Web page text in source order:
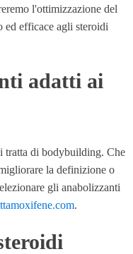
l'ottimizzazione del
ed efficace agli steroidi
adatti ai
tratta di bodybuilding. Che
la definizione o
gli anabolizzanti
.